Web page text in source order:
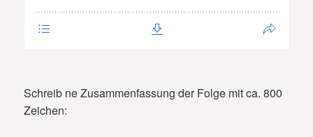
Schreib ne Zusammenfassung der Folge mit ca. 800
Zeichen: